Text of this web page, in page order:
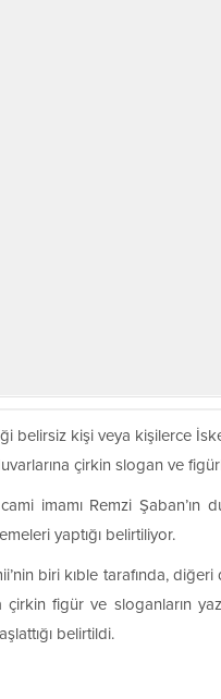
belirsiz kişi veya kişilerce
çirkin slogan ve
imamı Remzi
yaptığı belirtiliyor.
biri kıble tarafında,
çirkin figür ve sloganların
belirtildi.